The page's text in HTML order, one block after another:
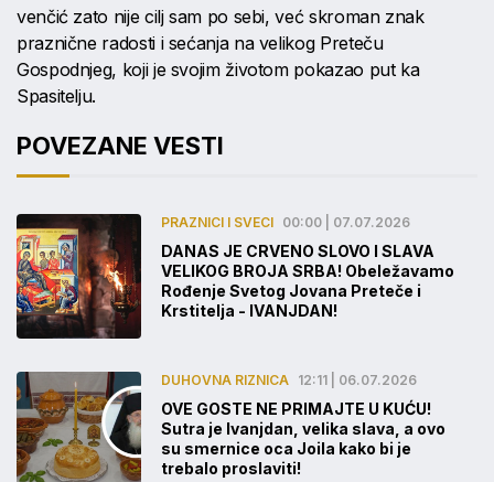
venčić zato nije cilj sam po sebi, već skroman znak
praznične radosti i sećanja na velikog Preteču
Gospodnjeg, koji je svojim životom pokazao put ka
Spasitelju.
POVEZANE VESTI
PRAZNICI I SVECI 00:00 | 07.07.2026
DANAS JE CRVENO SLOVO I SLAVA
VELIKOG BROJA SRBA! Obeležavamo
Rođenje Svetog Jovana Preteče i
Krstitelja - IVANJDAN!
DUHOVNA RIZNICA 12:11 | 06.07.2026
OVE GOSTE NE PRIMAJTE U KUĆU!
Sutra je Ivanjdan, velika slava, a ovo
su smernice oca Joila kako bi je
trebalo proslaviti!